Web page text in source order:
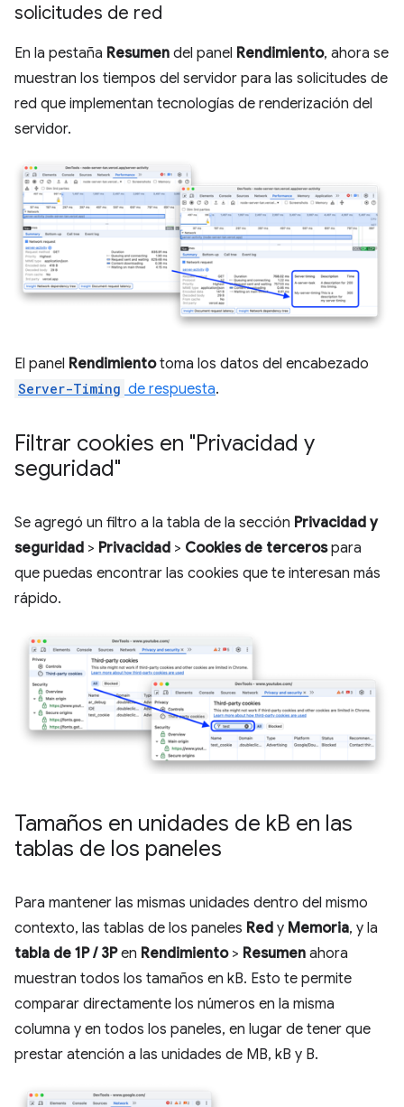
solicitudes de red
En la pestaña Resumen del panel Rendimiento, ahora se
muestran los tiempos del servidor para las solicitudes de
red que implementan tecnologías de renderización del
servidor.
El panel Rendimientotoma los datos del encabezado
Server-Timing de respuesta.
Filtrar cookies en "Privacidad y
seguridad"
Se agregó un filtro a la tabla de la sección Privacidad y
seguridad > Privacidad > Cookies de tercerospara
que puedas encontrar las cookies que te interesan más
rápido.
Tamaños en unidades de kB en las
tablas de los paneles
Para mantener las mismas unidades dentro del mismo
contexto, las tablas de los paneles Red y Memoria, y la
tabla de 1P / 3Pen Rendimiento> Resumen ahora
muestran todos los tamaños en kB. Esto te permite
comparar directamente los números en la misma
columna y en todos los paneles, en lugar de tener que
prestar atención a las unidades de MB, kB y B.